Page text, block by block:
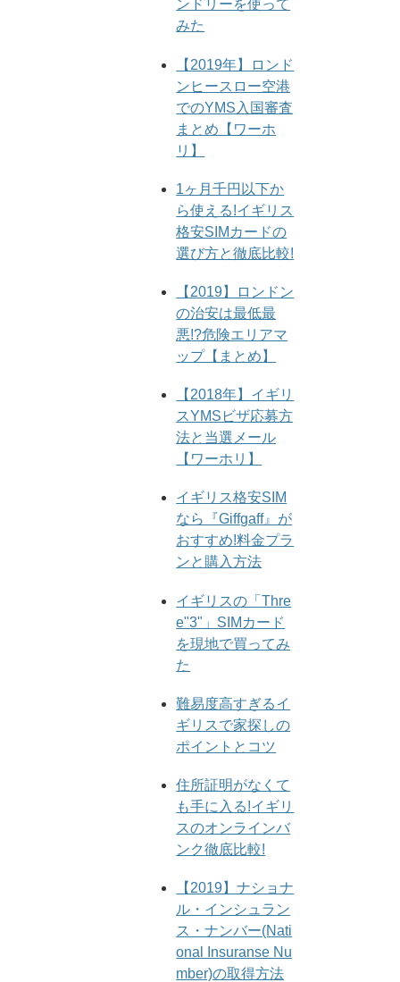
ンドリーを使って
みた
【2019年】ロンド
ンヒースロー空港
でのYMS入国審査
まとめ【ワーホ
リ】
1ヶ月千円以下か
ら使える!イギリス
格安SIMカードの
選び方と徹底比較!
【2019】ロンドン
の治安は最低最
悪!?危険エリアマ
ップ【まとめ】
【2018年】イギリ
スYMSビザ応募方
法と当選メール
【ワーホリ】
イギリス格安SIM
なら『Giffgaff』が
おすすめ!料金プラ
ンと購入方法
イギリスの「Thre
e"3"」SIMカード
を現地で買ってみ
た
難易度高すぎるイ
ギリスで家探しの
ポイントとコツ
住所証明がなくて
も手に入る!イギリ
スのオンラインバ
ンク徹底比較!
【2019】ナショナ
ル・インシュラン
ス・ナンバー(Nati
onal Insuranse Nu
mber)の取得方法